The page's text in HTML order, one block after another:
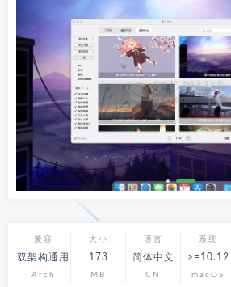
兼容
双架构通用
Arch
大小
173
MB
语言
简体中文
CN
系统
>=10.12
macOS